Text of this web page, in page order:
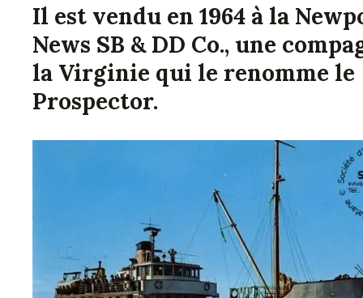
Il est vendu en 1964 à la
News SB & DD Co., une
la Virginie qui le renomme le
Prospector.